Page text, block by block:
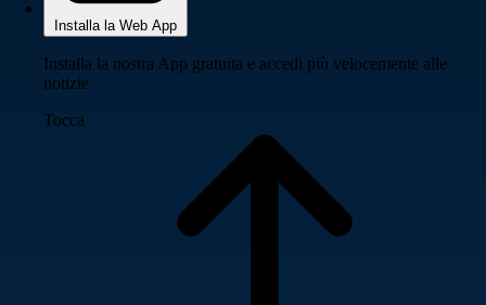
Installa la Web App
Installa la nostra App gratuita e accedi più velocemente alle
notizie
Tocca